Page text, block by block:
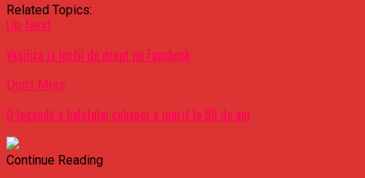
Related Topics:
Up Next
Vasilica ia lectii de drept pe Facebook
Don't Miss
O legendă a baletului cubanez a murit la 98 de ani
Continue Reading